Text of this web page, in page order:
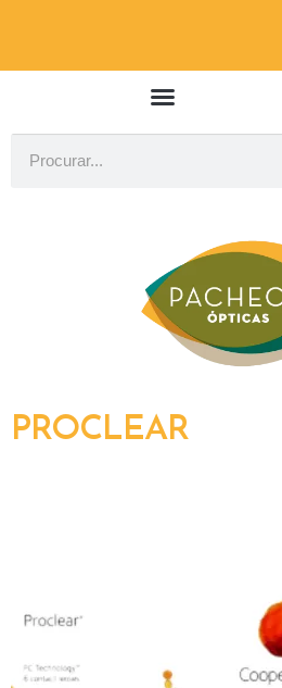
PROCLEAR